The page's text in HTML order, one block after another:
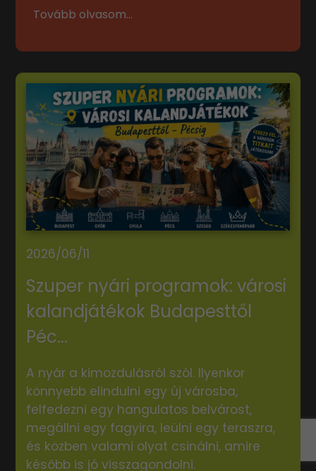
Tovább olvasom...
2026/06/11
Szuper nyári programok: városi
kalandjátékok Budapesttől
Péc...
A nyár a kimozdulásról szól. Ilyenkor
könnyebb elindulni egy új városba,
felfedezni egy hangulatos belvárost,
megállni egy fagyira, leülni egy teraszra,
és közben valami olyat csinálni, amire
később is jó visszagondolni.